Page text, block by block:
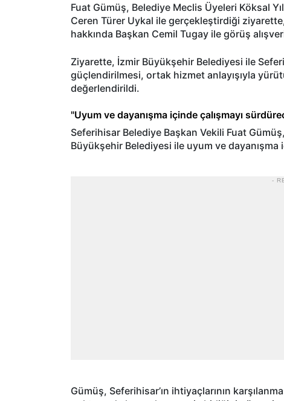
Fuat Gümüş, Belediye Meclis Üyeleri Köksal
Ceren Türer Uykal ile gerçekleştirdiği
hakkında Başkan Cemil Tugay ile görüş
Ziyarette, İzmir Büyükşehir Belediyesi ile
güçlendirilmesi, ortak hizmet anlayışıyla
değerlendirildi.
"Uyum ve dayanışma içinde çalışmayı
Seferihisar Belediye Başkan Vekili Fuat
Büyükşehir Belediyesi ile uyum ve
-
Gümüş, Seferihisar’ın ihtiyaçlarının